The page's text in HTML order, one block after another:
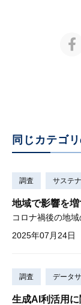
同じカテゴ
調査 サステ
地域で影響を
コロナ禍後の地
2025年07月24日
調査 データ
生成AI利活用